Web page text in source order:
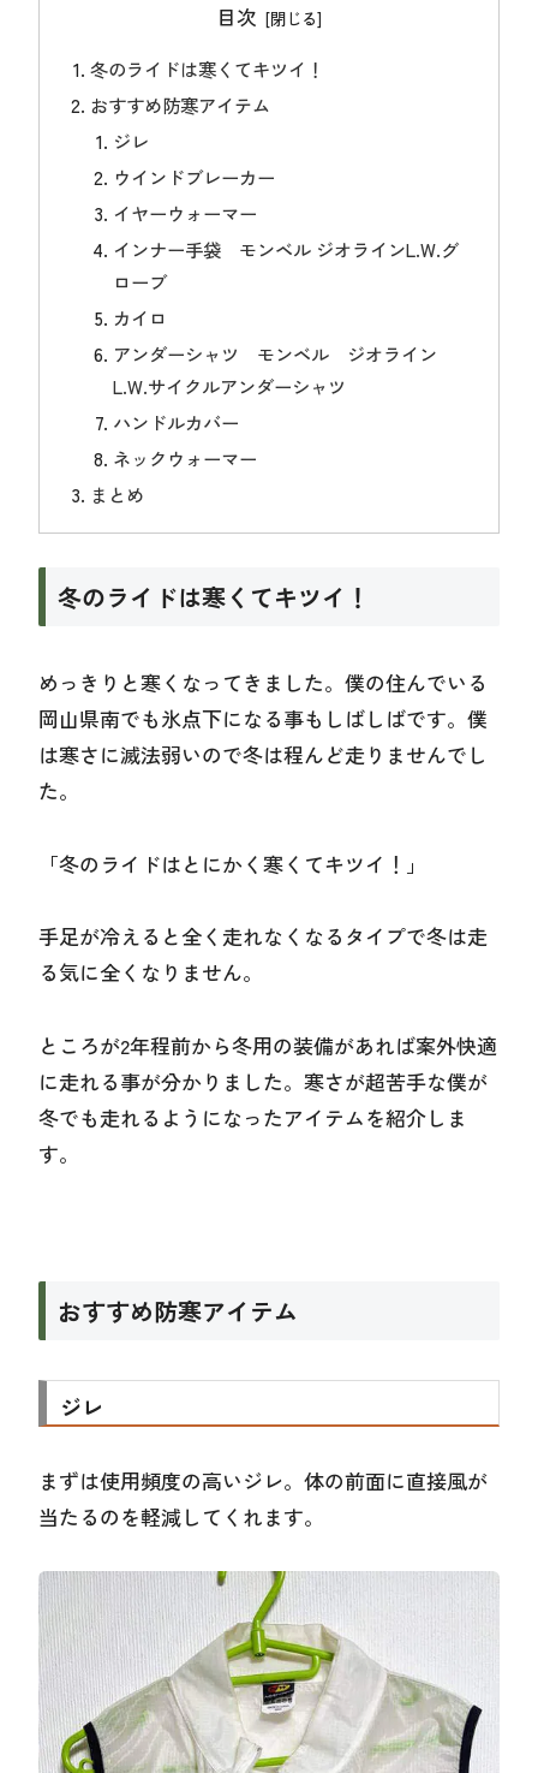
目次
冬のライドは寒くてキツイ！
おすすめ防寒アイテム
ジレ
ウインドブレーカー
イヤーウォーマー
インナー手袋 モンベル ジオラインL.W.グ
ローブ
カイロ
アンダーシャツ モンベル ジオライン
L.W.サイクルアンダーシャツ
ハンドルカバー
ネックウォーマー
まとめ
冬のライドは寒くてキツイ！
めっきりと寒くなってきました。僕の住んでいる
岡山県南でも氷点下になる事もしばしばです。僕
は寒さに滅法弱いので冬は程んど走りませんでし
た。
「冬のライドはとにかく寒くてキツイ！」
手足が冷えると全く走れなくなるタイプで冬は走
る気に全くなりません。
ところが2年程前から冬用の装備があれば案外快適
に走れる事が分かりました。寒さが超苦手な僕が
冬でも走れるようになったアイテムを紹介しま
す。
おすすめ防寒アイテム
ジレ
まずは使用頻度の高いジレ。体の前面に直接風が
当たるのを軽減してくれます。